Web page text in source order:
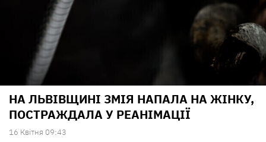
НА ЛЬВІВЩИНІ ЗМІЯ НАПАЛА НА ЖІНКУ,
ПОСТРАЖДАЛА У РЕАНІМАЦІЇ
16 Квiтня 09:43